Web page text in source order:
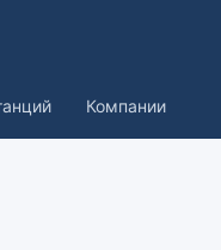
Компании